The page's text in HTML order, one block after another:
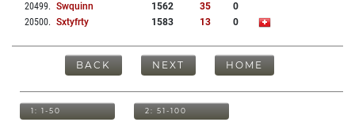
20499. Swquinn 1562 35
0
20500. Sxtyfrty 1583 13 0
BACK NEXT HOME
1: 1-50 2: 51-100